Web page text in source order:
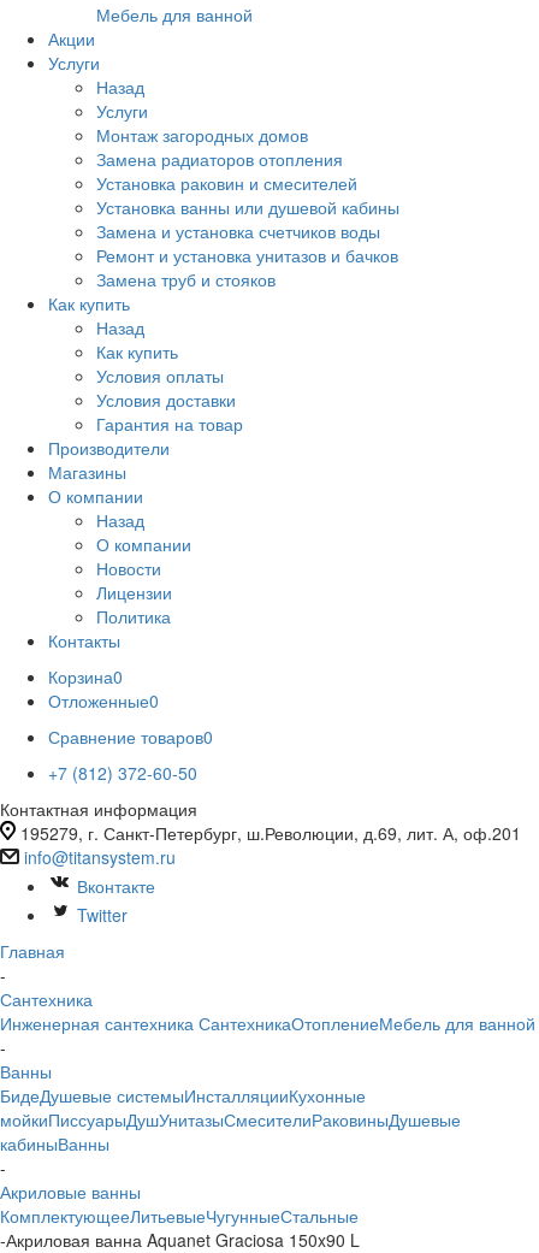
Мебель для ванной
Акции
Услуги
Назад
Услуги
Монтаж загородных домов
Замена радиаторов отопления
Установка раковин и смесителей
Установка ванны или душевой кабины
Замена и установка счетчиков воды
Ремонт и установка унитазов и бачков
Замена труб и стояков
Как купить
Назад
Как купить
Условия оплаты
Условия доставки
Гарантия на товар
Производители
Магазины
О компании
Назад
О компании
Новости
Лицензии
Политика
Контакты
Корзина0
Отложенные0
Сравнение товаров0
+7 (812) 372-60-50
Контактная информация
195279, г. Санкт-Петербург, ш.Революции, д.69, лит. А, оф.201
info@titansystem.ru
Вконтакте
Twitter
Главная
-
Сантехника
Инженерная сантехника СантехникаОтоплениеМебель для ванной
-
Ванны
БидеДушевые системыИнсталляцииКухонные
мойкиПиссуарыДушУнитазыСмесителиРаковиныДушевые
кабиныВанны
-
Акриловые ванны
КомплектующееЛитьевыеЧугунныеСтальные
-Акриловая ванна Aquanet Graciosa 150x90 L